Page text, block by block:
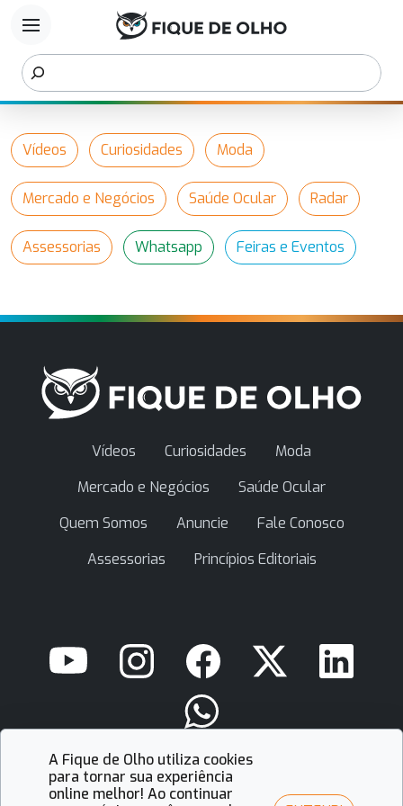
menu
Vídeos Curiosidades Moda
Mercado e Negócios Saúde Ocular Radar
Assessorias Whatsapp Feiras e Eventos
Vídeos Curiosidades
Moda
Mercado e Negócios
Saúde Ocular
Quem Somos
Anuncie
Fale Conosco
Assessorias
Princípios Editoriais
contato@fiquedeolho.com.br
A Fique de Olho utiliza cookies
para tornar sua experiência
online melhor! Ao continuar